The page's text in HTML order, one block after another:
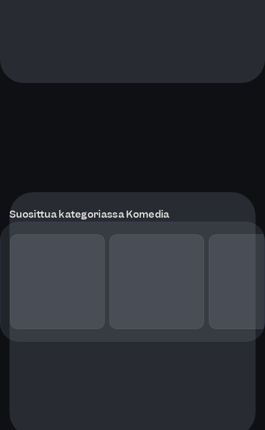
Suosittua kategoriassa Komedia